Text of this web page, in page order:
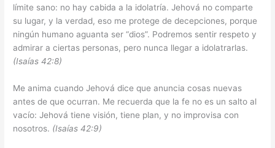
límite sano: no hay cabida a la idolatría. Jehová no comparte
su lugar, y la verdad, eso me protege de decepciones, porque
ningún humano aguanta ser “dios”. Podremos sentir respeto y
admirar a ciertas personas, pero nunca llegar a idolatrarlas.
(Isaías 42:8)
Me anima cuando Jehová dice que anuncia cosas nuevas
antes de que ocurran. Me recuerda que la fe no es un salto al
vacío: Jehová tiene visión, tiene plan, y no improvisa con
nosotros. (Isaías 42:9)